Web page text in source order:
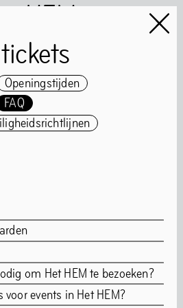
HEM
…
Openingstijden
FAQ
voorwaarden
ticket support.
om Het HEM te bezoeken?
Een entreebewijs is
events in Het HEM?